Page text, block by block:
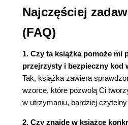
Problem
Zastosowanie w
Obiektowa obsługa
Kontekst
Problem
Rozwiązanie
Skutki
Najczęściej
(FAQ)
1. Czy ta książka pomoże mi
przejrzysty i bezpieczny kod
Tak, książka zawiera
wzorce, które pozwolą Ci
w utrzymaniu, bardziej czytelny
2. Czy znajdę w książce